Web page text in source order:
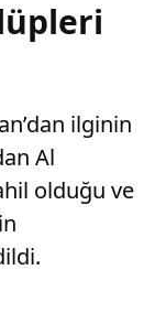
ilginin
Al
olduğu ve